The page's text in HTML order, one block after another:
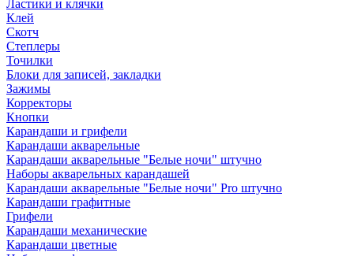
Ластики и клячки
Клей
Скотч
Степлеры
Точилки
Блоки для записей, закладки
Зажимы
Корректоры
Кнопки
Карандаши и грифели
Карандаши акварельные
Карандаши акварельные "Белые ночи" штучно
Наборы акварельных карандашей
Карандаши акварельные "Белые ночи" Pro штучно
Карандаши графитные
Грифели
Карандаши механические
Карандаши цветные